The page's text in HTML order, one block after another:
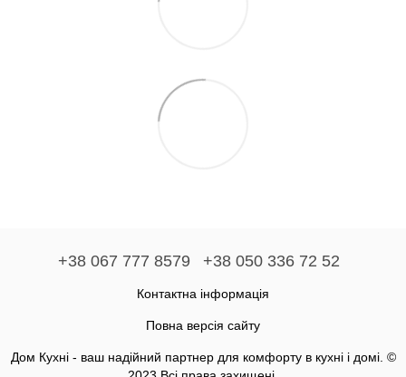
+38 067 777 8579 +38 050 336 72 52
Контактна інформація
Повна версія сайту
Дом Кухні - ваш надійний партнер для комфорту в кухні і домі. ©